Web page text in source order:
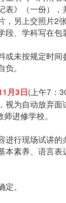
表》（一份），
，另上交照片2
段、学科写在包
未按规定时间
。
月3日(上午7：
为自动放弃面
进修学校。
进行现场试讲的
本素养、语言表
。